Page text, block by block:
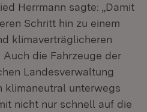
Herrmann sagte: „Damit
Schritt hin zu einem
klimaverträglicheren
die Fahrzeuge der
Landesverwaltung
klimaneutral unterwegs
nicht nur schnell auf die